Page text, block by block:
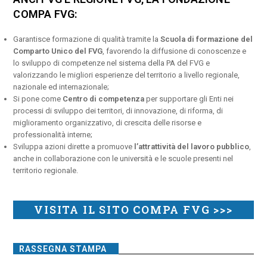
COMPA FVG:
Garantisce formazione di qualità tramite laScuola di formazione del
Comparto Unico del FVG , favorendo la diffusione di conoscenze e
lo sviluppo di competenze nel sistema della PA del FVG e
valorizzando le migliori esperienze del territorio a livello regionale,
nazionale ed internazionale;
Si pone come Centro di competenza per supportare gli Enti nei
processi di sviluppo dei territori, di innovazione, di riforma, di
miglioramento organizzativo, di crescita delle risorse e
professionalità interne;
Sviluppa azioni dirette a promuove l’attrattività del lavoro pubblico
anche in collaborazione con le università e le scuole presenti nel
territorio regionale.
VISITA IL SITO COMPA FVG >>>
RASSEGNA STAMPA